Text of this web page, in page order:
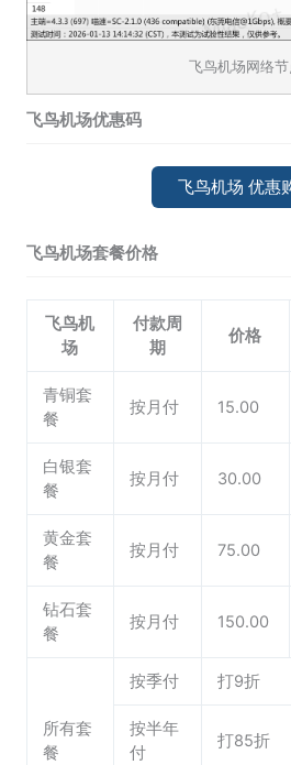
飞鸟机场网络节
飞鸟机场优惠码
飞鸟机场 优惠
飞鸟机场套餐价格
飞鸟机
场
付款周
期
价格
青铜套
餐
按月付 15.00
白银套
餐
按月付 30.00
黄金套
餐
按月付 75.00
钻石套
餐
按月付 150.00
所有套
餐
按季付 打9折
按半年
付
打85折